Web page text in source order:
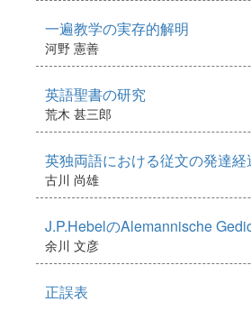
一遍教学の実存的解明
河野 憲善
英語聖書の研究
荒木 甚三郎
英独両語における従文の発達経
古川 尚雄
J.P.HebelのAlemannische
余川 文彦
正誤表